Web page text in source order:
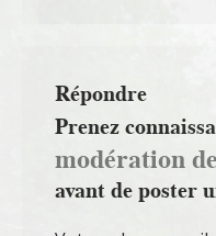
Répondre
Prenez
modération
avant de poster